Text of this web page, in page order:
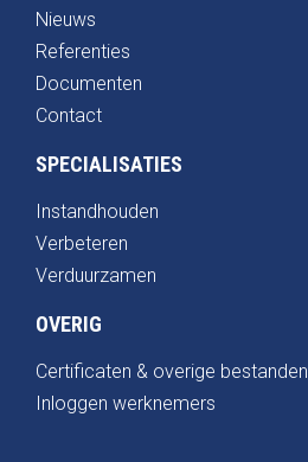
Nieuws
Referenties
Documenten
Contact
SPECIALISATIES
Instandhouden
Verbeteren
Verduurzamen
OVERIG
Certificaten & overige bestanden
Inloggen werknemers